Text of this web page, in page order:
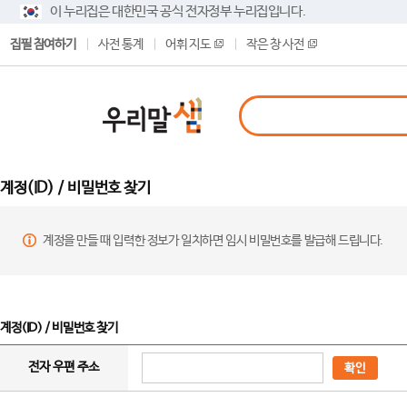
이 누리집은 대한민국 공식 전자정부 누리집입니다.
집필 참여하기 사전 통계 어휘 지도 작은 창 사전
계정(ID) / 비밀번호 찾기
계정을 만들 때 입력한 정보가 일치하면 임시 비밀번호를 발급해 드립니다.
계정(ID) / 비밀번호 찾기
전자 우편 주소 확인